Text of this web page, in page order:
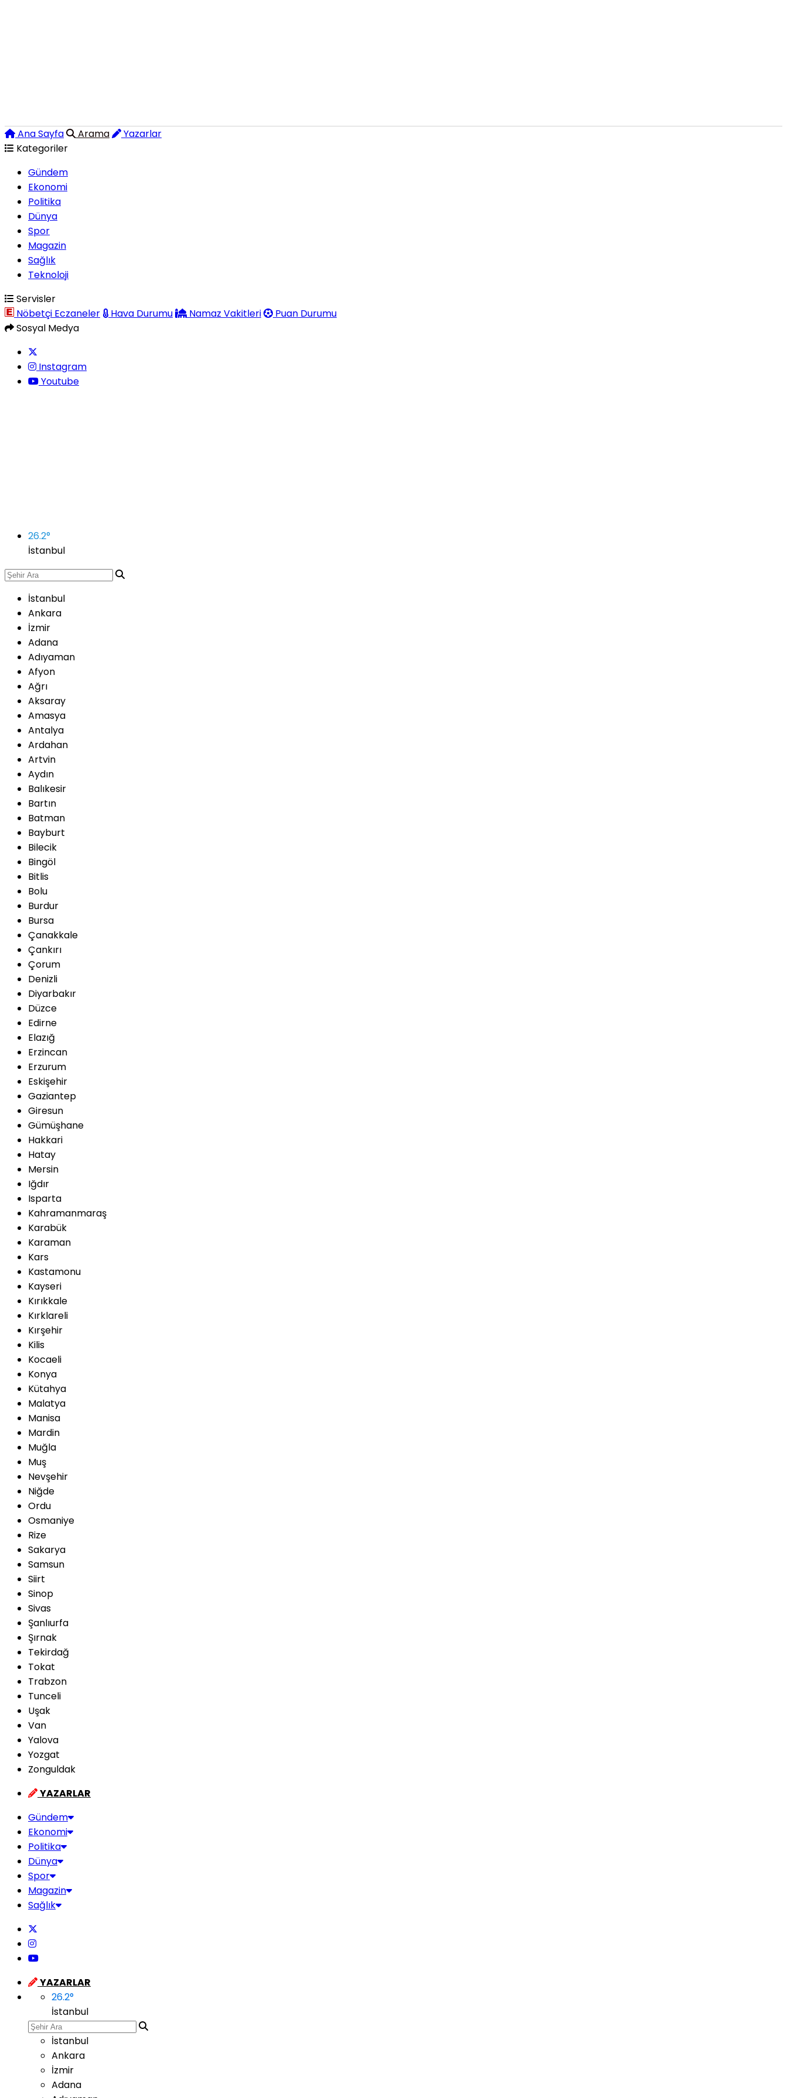
Ana Sayfa Arama
Yazarlar
Kategoriler
Gündem
Ekonomi
Politika
Dünya
Spor
Magazin
Sağlık
Teknoloji
Servisler
Nöbetçi Eczaneler
Hava Durumu Namaz Vakitleri
Puan Durumu
Sosyal Medya
Instagram
Youtube
26.2°
İstanbul
İstanbul
Ankara
İzmir
Adana
Adıyaman
Afyon
Ağrı
Aksaray
Amasya
Antalya
Ardahan
Artvin
Aydın
Balıkesir
Bartın
Batman
Bayburt
Bilecik
Bingöl
Bitlis
Bolu
Burdur
Bursa
Çanakkale
Çankırı
Çorum
Denizli
Diyarbakır
Düzce
Edirne
Elazığ
Erzincan
Erzurum
Eskişehir
Gaziantep
Giresun
Gümüşhane
Hakkari
Hatay
Mersin
Iğdır
Isparta
Kahramanmaraş
Karabük
Karaman
Kars
Kastamonu
Kayseri
Kırıkkale
Kırklareli
Kırşehir
Kilis
Kocaeli
Konya
Kütahya
Malatya
Manisa
Mardin
Muğla
Muş
Nevşehir
Niğde
Ordu
Osmaniye
Rize
Sakarya
Samsun
Siirt
Sinop
Sivas
Şanlıurfa
Şırnak
Tekirdağ
Tokat
Trabzon
Tunceli
Uşak
Van
Yalova
Yozgat
Zonguldak
YAZARLAR
Gündem
Ekonomi
Politika
Dünya
Spor
Magazin
Sağlık
YAZARLAR
26.2°
İstanbul
İstanbul
Ankara
İzmir
Adana